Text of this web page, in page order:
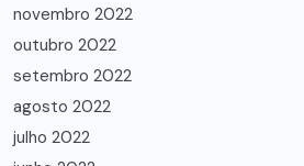
novembro 2022
outubro 2022
setembro 2022
agosto 2022
julho 2022